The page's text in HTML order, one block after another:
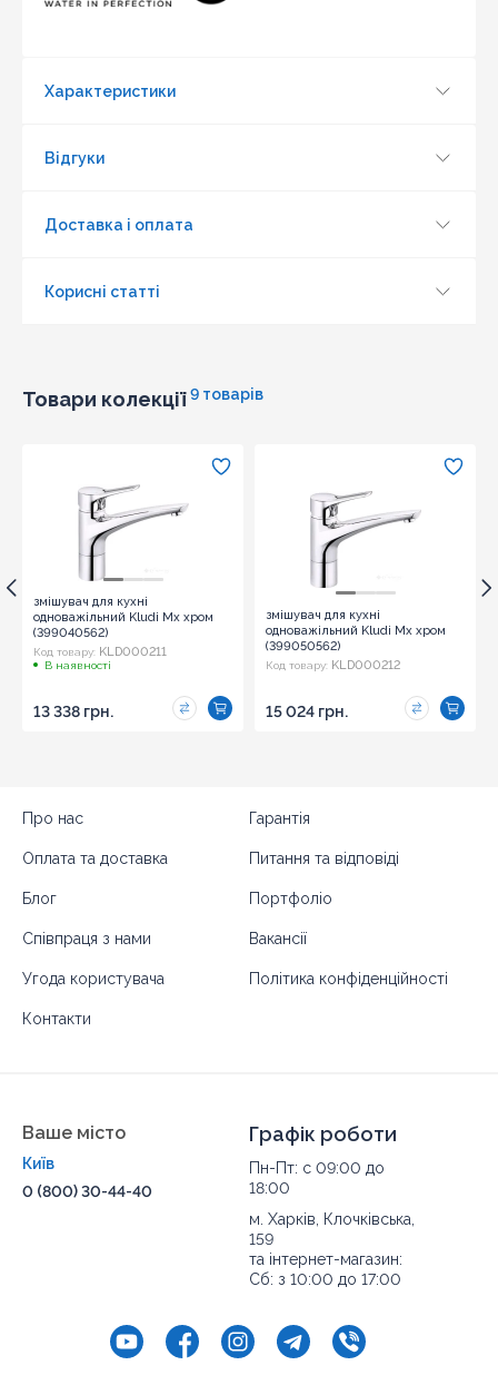
Характеристики
Відгуки
Доставка і оплата
Корисні статті
Товари колекції 9 товарів
змішувач для кухні
одноважільний Kludi Mx хром
(399040562)
Код товару: KLD000211
В наявності
13 338 грн.
змішувач для кухні
одноважільний Kludi Mx хром
(399050562)
Код товару: KLD000212
15 024 грн.
Про нас Гарантія
Оплата та доставка Питання та відповіді
Блог Портфоліо
Співпраця з нами Вакансії
Угода користувача Політика конфіденційності
Контакти
Ваше місто
Київ
0 (800) 30-44-40
Графік роботи
Пн-Пт: с 09:00 до
18:00
м. Харків, Клочківська,
159
та інтернет-магазин:
Сб: з 10:00 до 17:00